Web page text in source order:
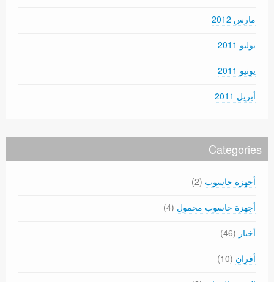
مارس 2012
يوليو 2011
يونيو 2011
أبريل 2011
Categories
أجهزة حاسوب (2)
أجهزة حاسوب محمول (4)
أخبار (46)
أفران (10)